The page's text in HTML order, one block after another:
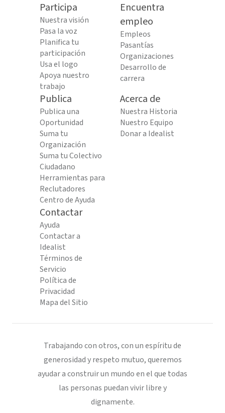
Participa
Nuestra visión
Pasa la voz
Planifica tu
participación
Usa el logo
Apoya nuestro
trabajo
Encuentra
empleo
Empleos
Pasantías
Organizaciones
Desarrollo de
carrera
Publica
Publica una
Oportunidad
Suma tu
Organización
Suma tu Colectivo
Ciudadano
Herramientas para
Reclutadores
Centro de Ayuda
Acerca de
Nuestra Historia
Nuestro Equipo
Donar a Idealist
Contactar
Ayuda
Contactar a
Idealist
Términos de
Servicio
Política de
Privacidad
Mapa del Sitio
Trabajando con otros, con un espíritu de
generosidad y respeto mutuo, queremos
ayudar a construir un mundo en el que todas
las personas puedan vivir libre y
dignamente.